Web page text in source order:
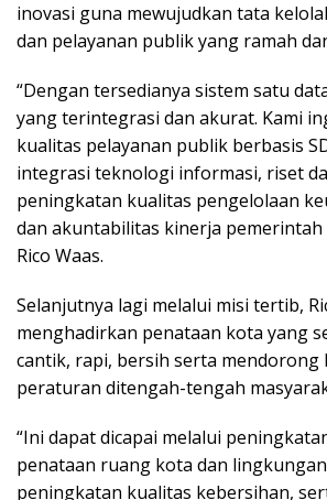
inovasi guna mewujudkan tata
dan pelayanan publik yang ramah
“Dengan tersedianya sistem satu
yang terintegrasi dan akurat. Kami
kualitas pelayanan publik berbasis
integrasi teknologi informasi, riset
peningkatan kualitas pengelolaan
dan akuntabilitas kinerja pemerintah
Rico Waas.
Selanjutnya lagi melalui misi tertib,
menghadirkan penataan kota yang
cantik, rapi, bersih serta mendorong
peraturan ditengah-tengah
“Ini dapat dicapai melalui
penataan ruang kota dan
peningkatan kualitas kebersihan,